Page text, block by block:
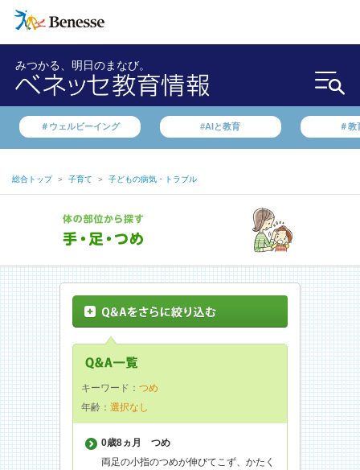
みつかる、明日のまなび。
＃ウェルビーイング #AIと教育 ＃教
総合トップ ＞ 子育て ＞ 子どもの病気・トラブル
キーワード： つめ
年齢： 選択なし
0歳8ヵ月
つめ
両足の小指のつめが伸びてこず、かたく